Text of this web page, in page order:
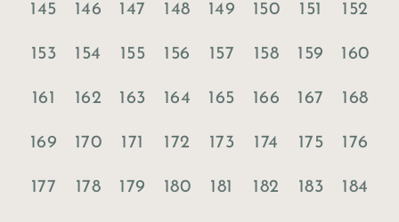
145 146 147 148 149 150 151 152
153 154 155 156 157 158 159 160
161 162 163 164 165 166 167 168
169 170 171 172 173 174 175 176
177 178 179 180 181 182 183 184